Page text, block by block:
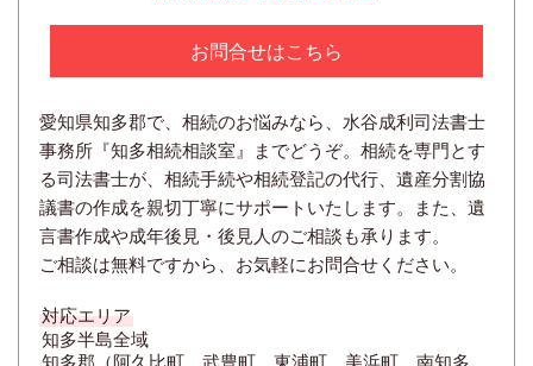
お問合せはこちら
愛知県知多郡で、相続のお悩みなら、水谷成利司法書士
事務所『知多相続相談室』までどうぞ。相続を専門とす
る司法書士が、相続手続や相続登記の代行、遺産分割協
議書の作成を親切丁寧にサポートいたします。また、遺
言書作成や成年後見・後見人のご相談も承ります。
ご相談は無料ですから、お気軽にお問合せください。
対応エリア
知多半島全域
知多郡（阿久比町、武豊町、東浦町、美浜町、南知多